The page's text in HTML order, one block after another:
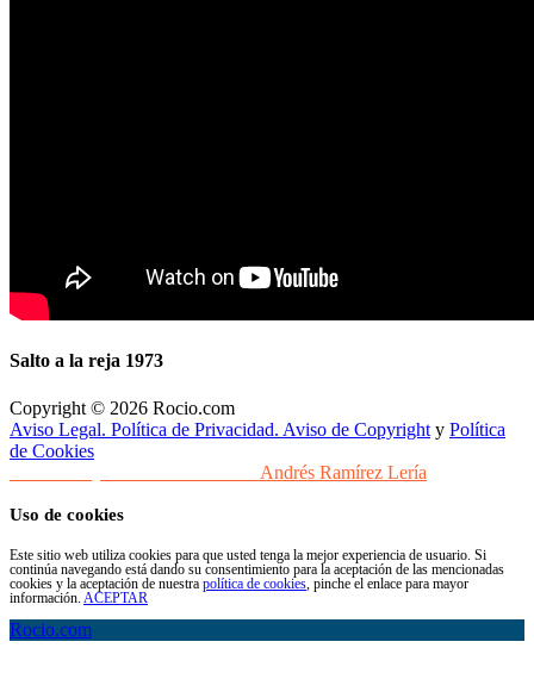
Salto a la reja 1973
Copyright © 2026 Rocio.com
Aviso Legal. Política de Privacidad. Aviso de Copyright y Política
de Cookies
Andrés Ramírez Lería
Uso de cookies
Este sitio web utiliza cookies para que usted tenga la mejor experiencia de usuario. Si
continúa navegando está dando su consentimiento para la aceptación de las mencionadas
cookies y la aceptación de nuestra política de cookies, pinche el enlace para mayor
información. ACEPTAR
Rocio.com